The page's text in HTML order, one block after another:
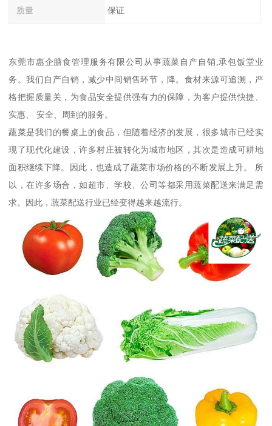
质量 保证
东莞市惠企膳食管理服务有限公司从事蔬菜自产自销,承包饭堂业
务。我们自产自销，减少中间销售环节，降。食材来源可追溯，严
格把握质量关，为食品安全提供强有力的保障，为客户提供快捷、
实惠、 安全、周到的服务。
蔬菜是我们的餐桌上的食品，但随着经济的发展，很多城市已经实
现了现代化建设，许多村庄被转化为城市地区，其次是造成可耕地
面积继续下降。因此，也造成了蔬菜市场价格的不断发展上升。 所
以，在许多场合，如超市、学校、公司等都采用蔬菜配送来满足需
求。因此，蔬菜配送行业已经变得越来越流行。